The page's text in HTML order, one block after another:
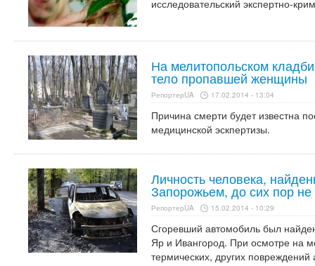
исследовательский экспертно-
На мелитопольском
тело пропавшей женщины
РепортерUA 17.02.2014 - 13:04
Причина смерти будет известна
медицинской эскпертизы.
Личность человека,
Запорожьем, до сих пор не
РепортерUA 15.02.2014 - 10:29
Сгоревший автомобиль был
Яр и Ивангород. При осмотре на
термических, других